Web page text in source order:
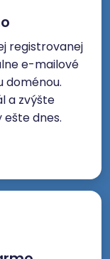
registrovanej
e-mailové
doménou.
a zvýšte
dnes.